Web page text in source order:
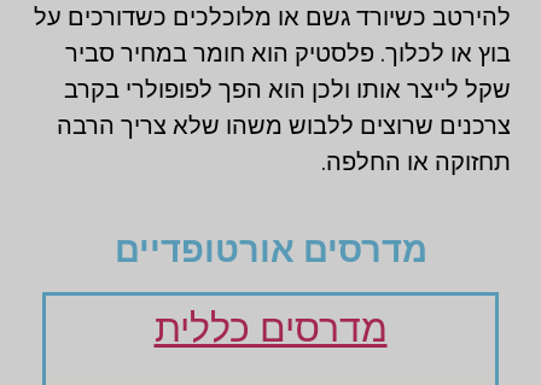
להירטב כשיורד גשם או מלוכלכים כשדורכים על
בוץ או לכלוך. פלסטיק הוא חומר במחיר סביר
שקל לייצר אותו ולכן הוא הפך לפופולרי בקרב
צרכנים שרוצים ללבוש משהו שלא צריך הרבה
תחזוקה או החלפה.
מדרסים אורטופדיים
מדרסים כללית